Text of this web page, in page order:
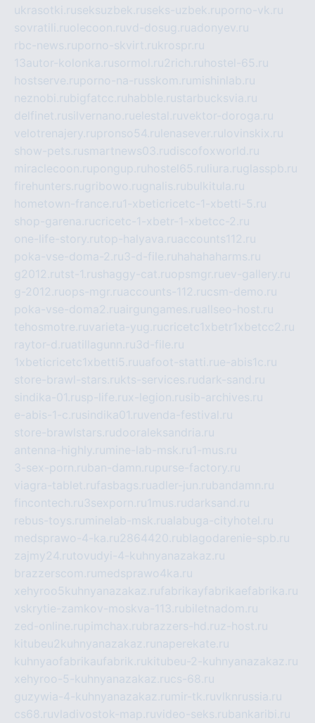
ukrasotki.ruseksuzbek.ruseks-uzbek.ruporno-vk.ru
sovratili.ruolecoon.ruvd-dosug.ruadonyev.ru
rbc-news.ruporno-skvirt.rukrospr.ru
13autor-kolonka.rusormol.ru2rich.ru hostel-65.ru
hostserve.ruporno-na-russkom.ru mishinlab.ru
neznobi.rubigfatcc.ru habble.rustarbucksvia.ru
delfinet.rusilvernano.ruelestal.ruvektor-doroga.ru
velotrenajery.rupronso54.ru lenasever.ru lovinskix.ru
show-pets.rusmartnews03.rudiscofoxworld.ru
miraclecoon.rupongup.ru hostel65.ru liura.ruglasspb.ru
firehunters.rugribowo.rugnalis.rubulkitula.ru
hometown-france.ru1-xbeticricetc-1-xbetti-5.ru
shop-garena.rucricetc-1-xbetr-1-xbetcc-2.ru
one-life-story.rutop-halyava.ruaccounts112.ru
poka-vse-doma-2.ru3-d-file.ru hahahaharms.ru
g2012.rutst-1.rushaggy-cat.ruopsmgr.ruev-gallery.ru
g-2012.ruops-mgr.ruaccounts-112.rucsm-demo.ru
poka-vse-doma2.ruairgungames.ruallseo-host.ru
tehosmotre.ruvarieta-yug.rucricetc1xbetr1xbetcc2.ru
raytor-d.ruatillagunn.ru3d-file.ru
1xbeticricetc1xbetti5.ruuafoot-statti.rue-abis1c.ru
store-brawl-stars.rukts-services.rudark-sand.ru
sindika-01.rusp-life.rux-legion.rusib-archives.ru
e-abis-1-c.rusindika01.ruvenda-festival.ru
store-brawlstars.rudooraleksandria.ru
antenna-highly.ru mine-lab-msk.ru1-mus.ru
3-sex-porn.ruban-damn.rupurse-factory.ru
viagra-tablet.rufasbags.ruadler-jun.rubandamn.ru
fincontech.ru3sexporn.ru1mus.rudarksand.ru
rebus-toys.ru minelab-msk.rualabuga-cityhotel.ru
medsprawo-4-ka.ru2864420.rublagodarenie-spb.ru
zajmy24.rutovudyi-4-kuhnyanazakaz.ru
brazzerscom.ru medsprawo4ka.ru
xehyroo5kuhnyanazakaz.rufabrikayfabrikaefabrika.ru
vskrytie-zamkov-moskva-113.rubiletnadom.ru
zed-online.rupimchax.rubrazzers-hd.ruz-host.ru
kitubeu2kuhnyanazakaz.ru naperekate.ru
kuhnyaofabrikaufabrik.rukitubeu-2-kuhnyanazakaz.ru
xehyroo-5-kuhnyanazakaz.rucs-68.ru
guzywia-4-kuhnyanazakaz.ru mir-tk.ruvlknrussia.ru
cs68.ruvladivostok-map.ruvideo-seks.rubankaribi.ru